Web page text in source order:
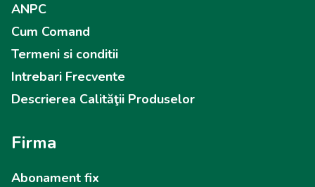
ANPC
Cum Comand
Termeni si conditii
Intrebari Frecvente
Descrierea Calităţii Produselor
Firma
Abonament fix